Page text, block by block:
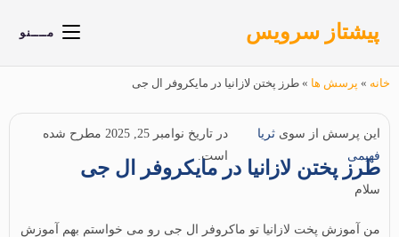
پیشتاز سرویس مــــنو
خانه » پرسش ها » طرز پختن لازانیا در مایکروفر ال جی
این پرسش از سوی ثریا
فهیمی
در تاریخ نوامبر 25, 2025 مطرح شده
است.
طرز پختن لازانیا در مایکروفر ال جی
سلام
من آموزش پخت لازانیا تو ماکروفر ال جی رو می خواستم بهم آموزش